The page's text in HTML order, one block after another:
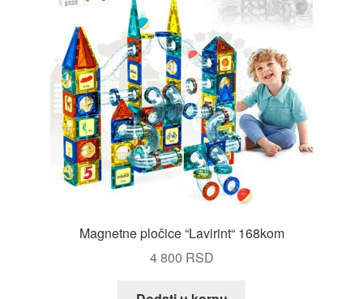
Magnetne pločice “Lavirint“ 168kom
4 800 RSD